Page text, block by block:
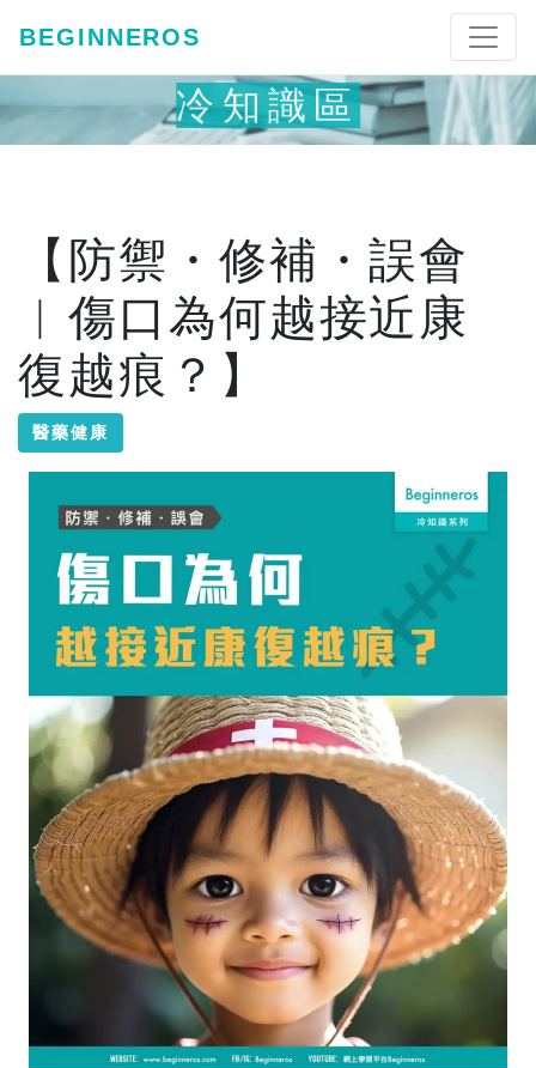
BEGINNEROS
冷知識區
【防禦・修補・誤會
︱傷口為何越接近康
復越痕？】
醫藥健康